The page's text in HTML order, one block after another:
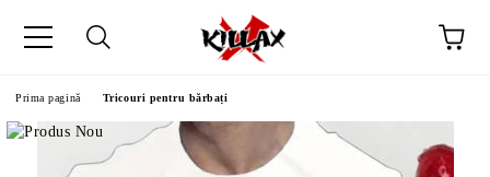
Prima pagină Tricouri pentru bărbați